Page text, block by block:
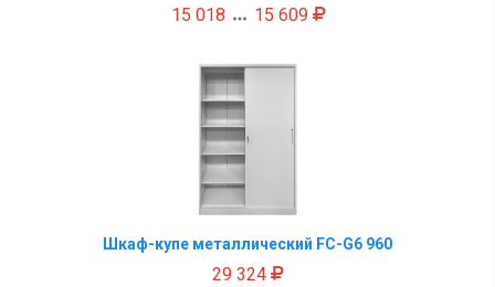
15 018  15 609
Шкаф-купе металлический FC-G6 960
29 324